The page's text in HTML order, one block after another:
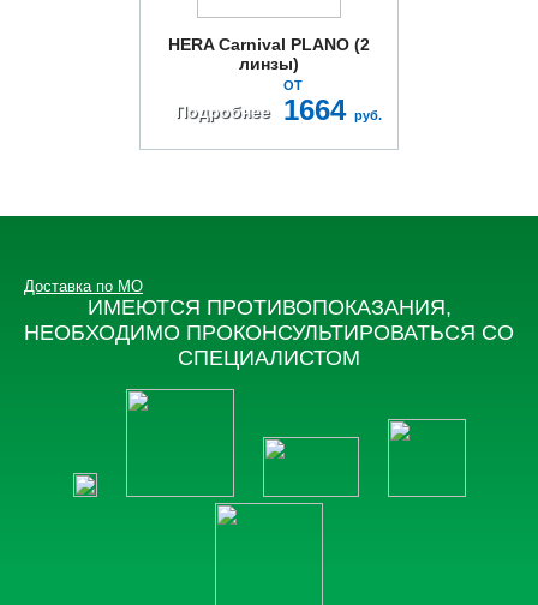
HERA Carnival PLANO (2
линзы)
Подробнее
ОТ
1664 руб.
ИМЕЮТСЯ ПРОТИВОПОКАЗАНИЯ,
НЕОБХОДИМО ПРОКОНСУЛЬТИРОВАТЬСЯ СО
СПЕЦИАЛИСТОМ
Доставка по МО